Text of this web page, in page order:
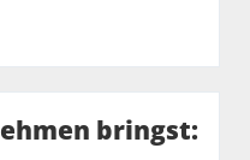
bringst: